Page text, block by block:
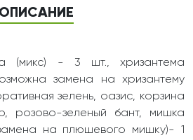
ОПИСАНИЕ
(микс) - 3 шт., хризантема
замена на хризантему
зелень, оазис, корзина
розово-зеленый бант, мишка
на плюшевого мишку)- 1